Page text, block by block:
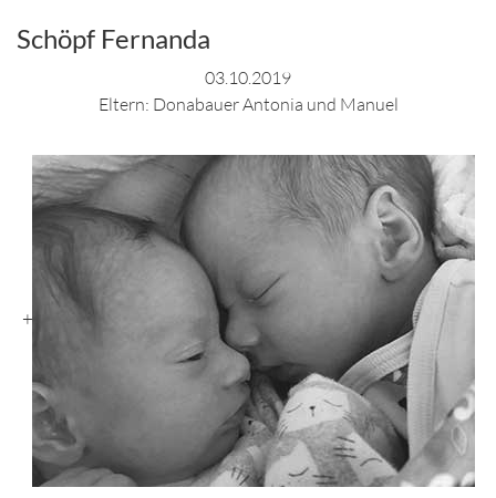
Schöpf Fernanda
03.10.2019
Eltern: Donabauer Antonia und Manuel
+